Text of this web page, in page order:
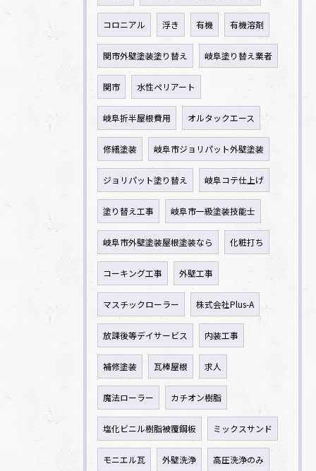
コロニアル 浮き 有機 有機溶剤
関市外壁塗装塗り替え 岐阜塗り替え業者
関市 水性ペリアート
岐阜折半屋根費用 オルタックエース
修繕塗装 岐阜市ジョリパット外壁塗装
ジョリパット塗り替え 岐阜コテ仕上げ
塗り替え工事 岐阜市一級塗装技能士
岐阜市外壁塗装屋根塗装なら 化粧打ち
コーキング工事 外壁工事
マスチックローラー 株式会社Plus-A
放課後等デイサービス 内装工事
補修塗装 瓦棒屋根 求人
魔法ローラー カチオン樹脂
塩化ビニル樹脂被覆鋼板 ミックスサンド
モニエル瓦 外壁洗浄 高圧洗浄のみ